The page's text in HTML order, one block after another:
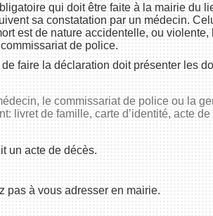
qui doit être faite à la mairie du
sa constatation par un médecin.
est de nature accidentelle, ou violente,
de police.
faire la déclaration doit présenter les
le commissariat de police ou la
livret de famille, carte d’identité, acte
un acte de décès.
pas à vous adresser en mairie.